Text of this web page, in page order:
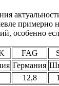
примерно
FAG
Германия
12,8